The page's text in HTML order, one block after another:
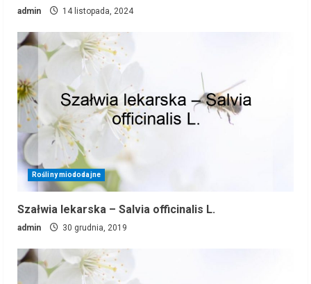
admin 14 listopada, 2024
Rośliny miododajne
Szałwia lekarska – Salvia officinalis L.
admin 30 grudnia, 2019